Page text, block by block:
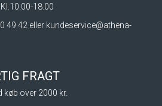
18.00
49 42 eller kundeservice@athena-
FRAGT
køb over 2000 kr.